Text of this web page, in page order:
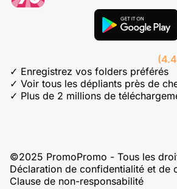
✓ Enregistrez vos folders préférés
✓ Voir tous les dépliants près de
✓ Plus de 2 millions de
©2025 PromoPromo - Tous les
Déclaration de confidentialité et de
Clause de non-responsabilité